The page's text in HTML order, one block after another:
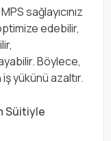
sağlayıcınız
edebilir,
Böylece,
yükünü azaltır.
Süitiyle